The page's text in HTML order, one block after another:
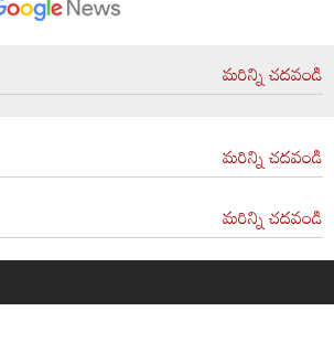
మరిన్ని చదవండి
మరిన్ని చదవండి
మరిన్ని చదవండి